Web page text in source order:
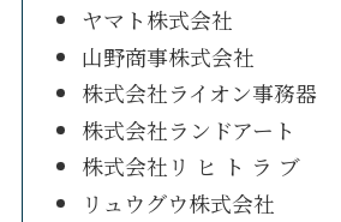
ヤマト株式会社
山野商事株式会社
株式会社ライオン事務器
株式会社ランドアート
株式会社リ ヒ ト ラ ブ
リュウグウ株式会社